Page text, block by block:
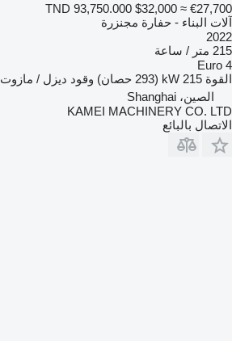
TND 93,750.000 $32,000 ≈ €27,700
آلات البناء - حفارة مجنزرة
2022
215 متر / ساعة
Euro 4
القوة 215 kW (293 حصان) وقود ديزل / مازوت
الصين، Shanghai
KAMEI MACHINERY CO. LTD
الاتصال بالبائع